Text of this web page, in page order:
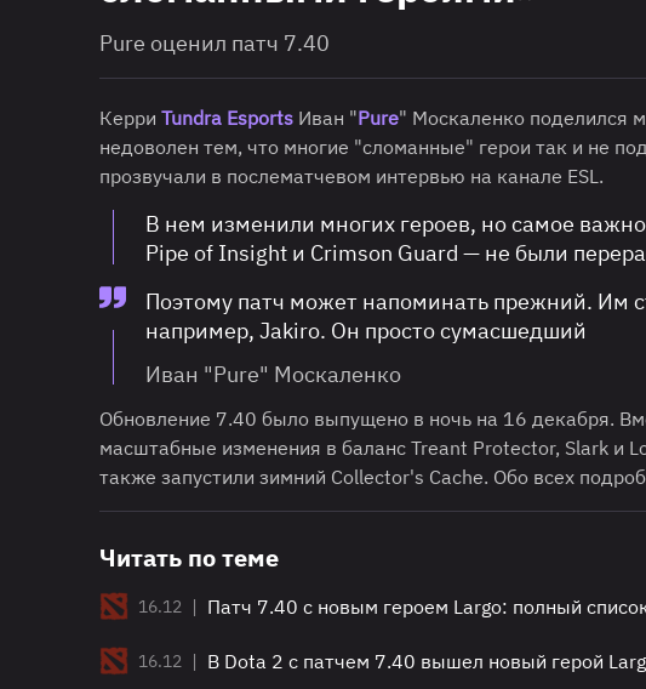
Pure оценил патч 7.40
Керри Tundra Esports Иван "Pure" Москаленко поделился
недоволен тем, что многие "сломанные" герои так и не
прозвучали в послематчевом интервью на канале ESL.
В нем изменили многих героев, но самое
Pipe of Insight и Crimson Guard — не были
Поэтому патч может напоминать прежний. Им
например, Jakiro. Он просто сумасшедший
Иван "Pure" Москаленко
Обновление 7.40 было выпущено в ночь на 16 декабря.
масштабные изменения в баланс Treant Protector, Slark и
также запустили зимний Collector's Cache. Обо всех
Читать по теме
16.12 | Патч 7.40 с новым героем Largo: полный
16.12 | В Dota 2 с патчем 7.40 вышел новый герой